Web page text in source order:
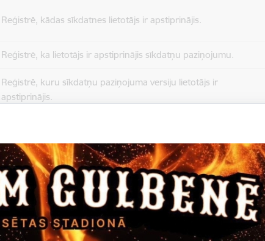
Reģistrē, kādas sīkdatnes lietotājs ir apstiprinājis.
Reģistrē, ka lietotājs ir apstiprinājis sīkdatņu paziņojumu.
Reģistrē, kuru sīkdatņu paziņojuma versiju lietotājs ir
apstiprinājis.
Sesijas uzturēšana no slodzes dalīšanas viedokļa.
Drošības politikas sesija.
Sīkdatne ir nepieciešama, lai visiem lietotājiem nerādītu
ziņojumus pēc tam, kad viņi ir izlasījuši un aizvēruši tos.